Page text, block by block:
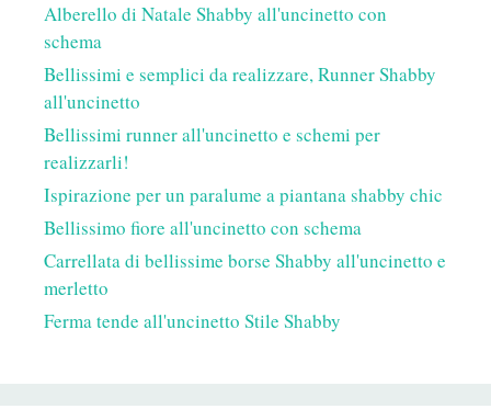
Alberello di Natale Shabby all'uncinetto con
schema
Bellissimi e semplici da realizzare, Runner Shabby
all'uncinetto
Bellissimi runner all'uncinetto e schemi per
realizzarli!
Ispirazione per un paralume a piantana shabby chic
Bellissimo fiore all'uncinetto con schema
Carrellata di bellissime borse Shabby all'uncinetto e
merletto
Ferma tende all'uncinetto Stile Shabby